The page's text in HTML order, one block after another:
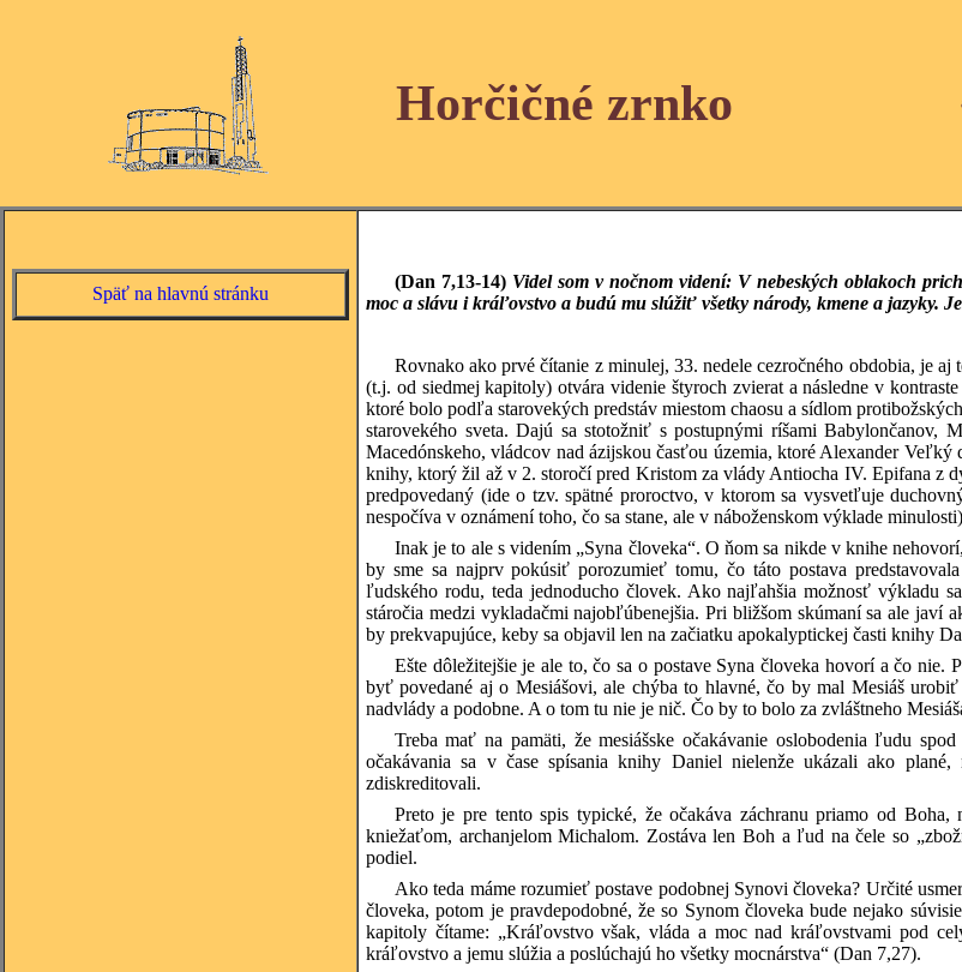
Horčičné zrnko
Späť na hlavnú stránku
(Dan 7,13-14) Videl som v nočnom videní: V nebeských oblakoch
moc a slávu i kráľovstvo a budú mu slúžiť všetky národy, kmene a jazyky.
Rovnako ako prvé čítanie z minulej, 33. nedele cezročného obdobia, je
(t.j. od siedmej kapitoly) otvára videnie štyroch zvierat a následne v
ktoré bolo podľa starovekých predstáv miestom chaosu a sídlom
starovekého sveta. Dajú sa stotožniť s postupnými ríšami Babylončanov,
Macedónskeho, vládcov nad ázijskou časťou územia, ktoré Alexander
knihy, ktorý žil až v 2. storočí pred Kristom za vlády Antiocha IV. Epifana z
predpovedaný (ide o tzv. spätné proroctvo, v ktorom sa vysvetľuje
nespočíva v oznámení toho, čo sa stane, ale v náboženskom výklade
Inak je to ale s videním „Syna človeka“. O ňom sa nikde v knihe
by sme sa najprv pokúsiť porozumieť tomu, čo táto postava
ľudského rodu, teda jednoducho človek. Ako najľahšia možnosť výkladu
stáročia medzi vykladačmi najobľúbenejšia. Pri bližšom skúmaní sa ale
by prekvapujúce, keby sa objavil len na začiatku apokalyptickej časti knihy
Ešte dôležitejšie je ale to, čo sa o postave Syna človeka hovorí a čo
byť povedané aj o Mesiášovi, ale chýba to hlavné, čo by mal Mesiáš
nadvlády a podobne. A o tom tu nie je nič. Čo by to bolo za zvláštneho
Treba mať na pamäti, že mesiášske očakávanie oslobodenia ľudu
očakávania sa v čase spísania knihy Daniel nielenže ukázali ako
zdiskreditovali.
Preto je pre tento spis typické, že očakáva záchranu priamo od Boha,
kniežaťom, archanjelom Michalom. Zostáva len Boh a ľud na čele so
podiel.
Ako teda máme rozumieť postave podobnej Synovi človeka? Určité
človeka, potom je pravdepodobné, že so Synom človeka bude nejako
kapitoly čítame: „Kráľovstvo však, vláda a moc nad kráľovstvami pod
kráľovstvo a jemu slúžia a poslúchajú ho všetky mocnárstva“ (Dan 7,27).